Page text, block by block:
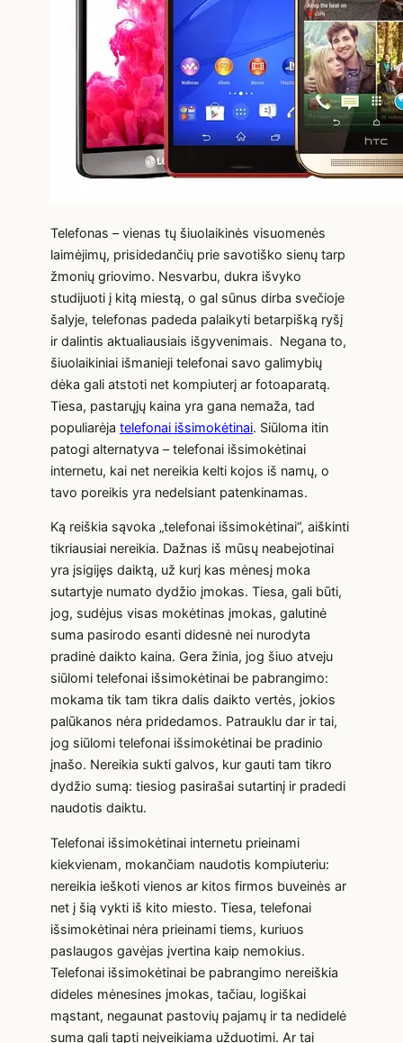
Telefonas – vienas tų šiuolaikinės visuomenės
laimėjimų, prisidedančių prie savotiško sienų tarp
žmonių griovimo. Nesvarbu, dukra išvyko
studijuoti į kitą miestą, o gal sūnus dirba svečioje
šalyje, telefonas padeda palaikyti betarpišką ryšį
ir dalintis aktualiausiais išgyvenimais. Negana to,
šiuolaikiniai išmanieji telefonai savo galimybių
dėka gali atstoti net kompiuterį ar fotoaparatą.
Tiesa, pastarųjų kaina yra gana nemaža, tad
populiarėja telefonai išsimokėtinai. Siūloma itin
patogi alternatyva – telefonai išsimokėtinai
internetu, kai net nereikia kelti kojos iš namų, o
tavo poreikis yra nedelsiant patenkinamas.
Ką reiškia sąvoka „telefonai išsimokėtinai“, aiškinti
tikriausiai nereikia. Dažnas iš mūsų neabejotinai
yra įsigijęs daiktą, už kurį kas mėnesį moka
sutartyje numato dydžio įmokas. Tiesa, gali būti,
jog, sudėjus visas mokėtinas įmokas, galutinė
suma pasirodo esanti didesnė nei nurodyta
pradinė daikto kaina. Gera žinia, jog šiuo atveju
siūlomi telefonai išsimokėtinai be pabrangimo:
mokama tik tam tikra dalis daikto vertės, jokios
palūkanos nėra pridedamos. Patrauklu dar ir tai,
jog siūlomi telefonai išsimokėtinai be pradinio
įnašo. Nereikia sukti galvos, kur gauti tam tikro
dydžio sumą: tiesiog pasirašai sutartinį ir pradedi
naudotis daiktu.
Telefonai išsimokėtinai internetu prieinami
kiekvienam, mokančiam naudotis kompiuteriu:
nereikia ieškoti vienos ar kitos firmos buveinės ar
net į šią vykti iš kito miesto. Tiesa, telefonai
išsimokėtinai nėra prieinami tiems, kuriuos
paslaugos gavėjas įvertina kaip nemokius.
Telefonai išsimokėtinai be pabrangimo nereiškia
dideles mėnesines įmokas, tačiau, logiškai
mąstant, negaunat pastovių pajamų ir ta nedidelė
suma gali tapti neįveikiama užduotimi. Ar tai